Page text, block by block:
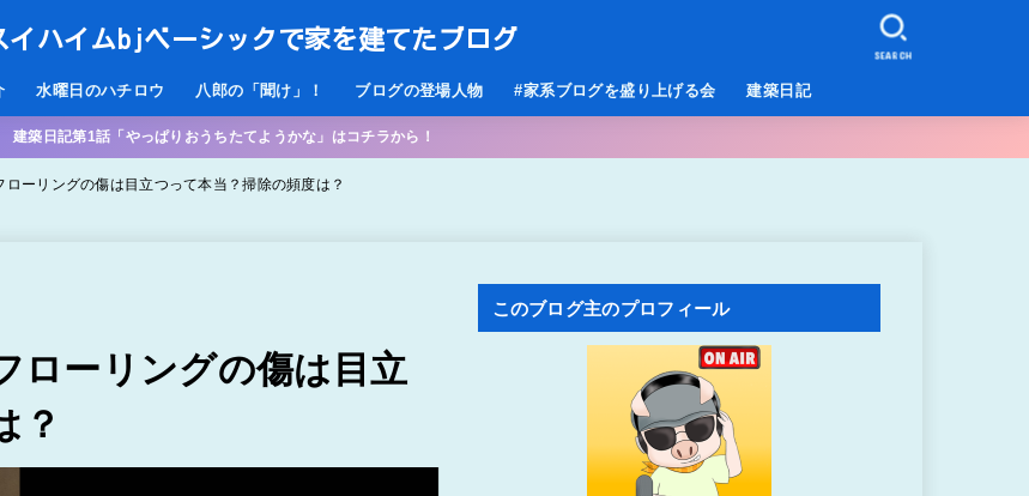
イハイムbjベーシックで家を建てたブログ
水曜日のハチロウ 八郎の「聞け」！ ブログの登場人物 #家系ブログを盛り上げる会 建築日記
SEARCH
建築日記第1話「やっぱりおうちたてようかな」はコチラから！
ーリングの傷は目立つって本当？掃除の頻度は？
ローリングの傷は目立
？
このブログ主のプロフィール